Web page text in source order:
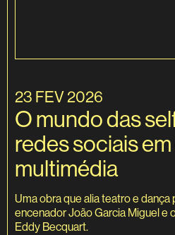
23 FEV 2026
O mundo das
redes sociais
multimédia
Uma obra que alia teatro e
encenador João Garcia Miguel e
Eddy Becquart.